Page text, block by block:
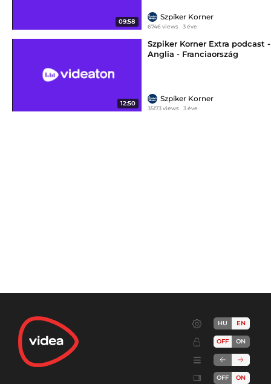
09:58
Szpíker Korner
6746 views 3 éve
12:50
Szpiker Korner Extra podcast -
Anglia - Franciaország
Szpíker Korner
35173 views 3 éve
HU EN
OFF ON
OFF ON